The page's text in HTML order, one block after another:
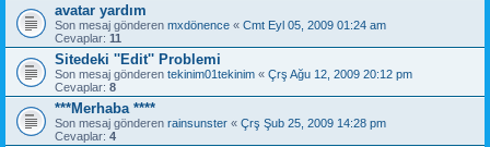
avatar yardım
Son mesaj gönderen mxdönence « Cmt Eyl 05, 2009 01:24 am
Cevaplar: 11
Sitedeki ''Edit'' Problemi
Son mesaj gönderen tekinim01tekinim « Çrş Ağu 12, 2009 20:12 pm
Cevaplar: 8
***Merhaba ****
Son mesaj gönderen rainsunster « Çrş Şub 25, 2009 14:28 pm
Cevaplar: 4